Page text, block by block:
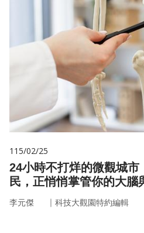
115/02/25
24小時不打烊的微觀城
民，正悄悄掌管你的大腦
李元傑 ｜ 科技大觀園特約編輯